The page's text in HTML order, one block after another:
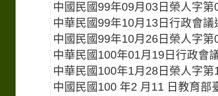
中國民國99年09月03日榮人字
中華民國99年10月13日行政會議
中國民國99年10月26日榮人字
中華民國100年01月19日行政會
中華民國100年1月28日榮人字
中國民國100 年2 月11 日教育